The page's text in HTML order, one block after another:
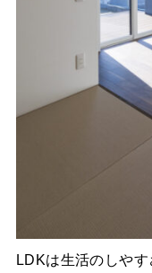
LDKは生活のしや